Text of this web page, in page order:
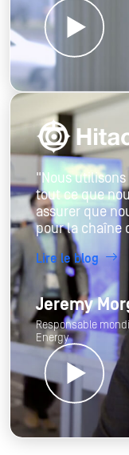
"Nous
tout ce que
assurer que
pour la chaîne
Lire le blog
Jeremy
Responsable
Energy